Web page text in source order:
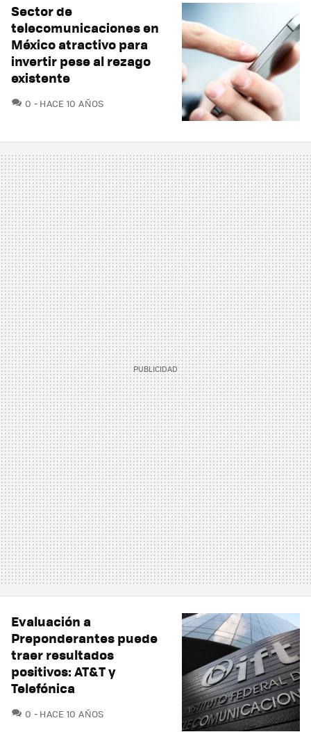
Sector de
telecomunicaciones en
México atractivo para
invertir pese al rezago
existente
0 COMENTARIOS
HACE 10 AÑOS
Evaluación a
Preponderantes puede
traer resultados
positivos: AT&T y
Telefónica
0 COMENTARIOS
HACE 10 AÑOS